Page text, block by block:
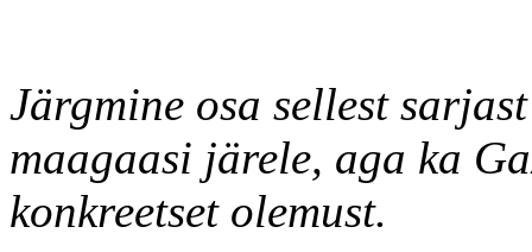
Järgmine osa sellest
maagaasi järele, aga ka
konkreetset olemust.